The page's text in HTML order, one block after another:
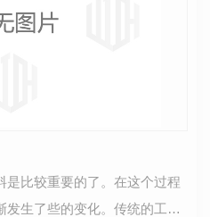
是比较重要的了。在这个过程
发生了些的变化。传统的工作